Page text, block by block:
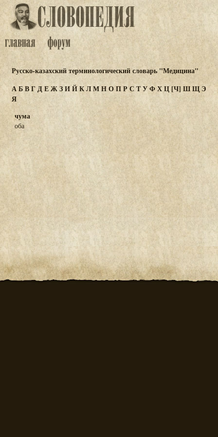
Русско-казахский терминологический словарь "Медицина"
АБВГДЕЖЗИЙКЛМНОПРСТУФХЦ[Ч] ШЩ Э
Я
чума
оба